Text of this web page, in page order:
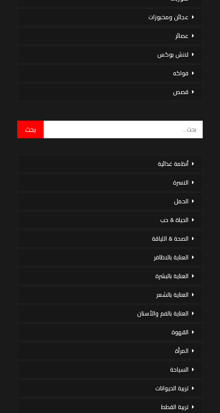
عجائن ومخبوزات
عصائر
لانش بوكس
فواكه
قصص
أنظمة غذائية
الاسرة
الحمل
الحياة & حب
الصحة & اللياقة
العناية بالاظافر
العناية بالبشرة
العناية بالشعر
العناية بالفم والأسنان
القهوة
المرأة
السياحة
تربية الحيوانات
تربية القطط